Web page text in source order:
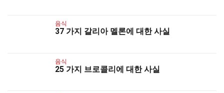
음식
37 가지 갈리아 멜론에 대한 사실
음식
25 가지 브로콜리에 대한 사실